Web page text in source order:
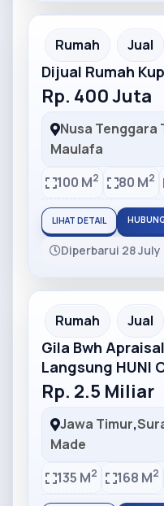
Partner Ad
Rumah Jual
Dijual Rumah
Rp. 400 Juta
Nusa Tenggara
Maulafa
100 M2 80 M2
LIHAT DETAIL
Diperbarui 28 July
Partner Ad
Rumah Jual
Gila Bwh
Langsung HUNI
Rp. 2.5 Miliar
Jawa Timur,
Made
135 M2 168 M2